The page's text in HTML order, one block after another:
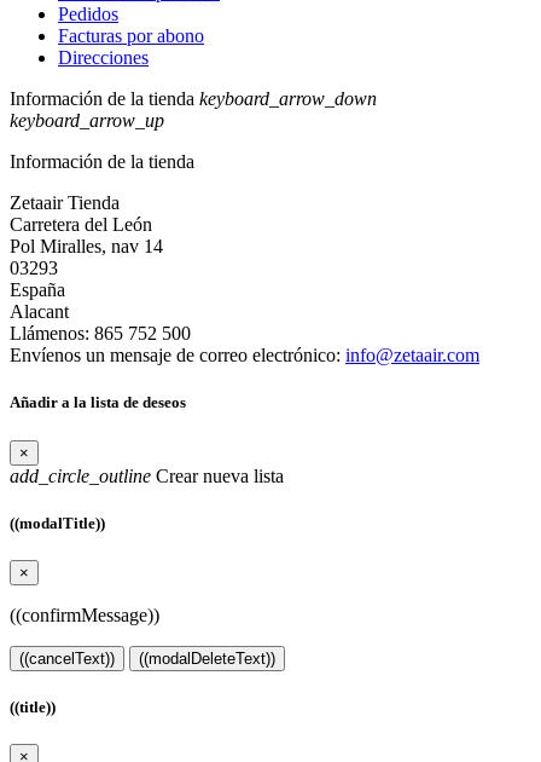
Pedidos
Facturas por abono
Direcciones
Información de la tienda keyboard_arrow_down
keyboard_arrow_up
Información de la tienda
Zetaair Tienda
Carretera del León
Pol Miralles, nav 14
03293
España
Alacant
Llámenos: 865 752 500
Envíenos un mensaje de correo electrónico: info@zetaair.com
Añadir a la lista de deseos
×
add_circle_outline Crear nueva lista
((modalTitle))
×
((confirmMessage))
((cancelText)) ((modalDeleteText))
((title))
×